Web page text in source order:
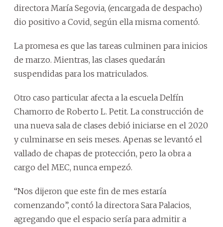
directora María Segovia, (encargada de despacho)
dio positivo a Covid, según ella misma comentó.
La promesa es que las tareas culminen para inicios
de marzo. Mientras, las clases quedarán
suspendidas para los matriculados.
Otro caso particular afecta a la escuela Delfín
Chamorro de Roberto L. Petit. La construcción de
una nueva sala de clases debió iniciarse en el 2020
y culminarse en seis meses. Apenas se levantó el
vallado de chapas de protección, pero la obra a
cargo del MEC, nunca empezó.
“Nos dijeron que este fin de mes estaría
comenzando”, contó la directora Sara Palacios,
agregando que el espacio sería para admitir a